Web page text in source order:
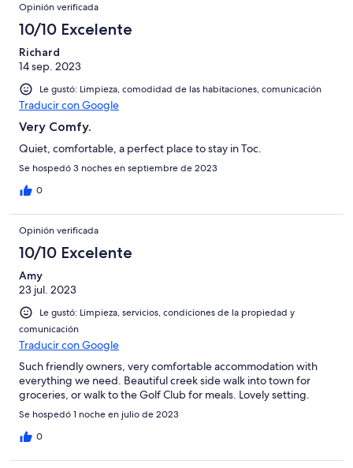
Opinión verificada
10/10 Excelente
Richard
14 sep. 2023
Le gustó: Limpieza, comodidad de las habitaciones, comunicación
Traducir con Google
Very Comfy.
Quiet, comfortable, a perfect place to stay in Toc.
Se hospedó 3 noches en septiembre de 2023
0
Opinión verificada
10/10 Excelente
Amy
23 jul. 2023
Le gustó: Limpieza, servicios, condiciones de la propiedad y
comunicación
Traducir con Google
Such friendly owners, very comfortable accommodation with
everything we need. Beautiful creek side walk into town for
groceries, or walk to the Golf Club for meals. Lovely setting.
Se hospedó 1 noche en julio de 2023
0